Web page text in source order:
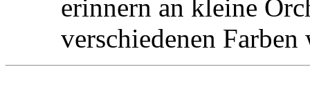
erinnern an kleine
verschiedenen